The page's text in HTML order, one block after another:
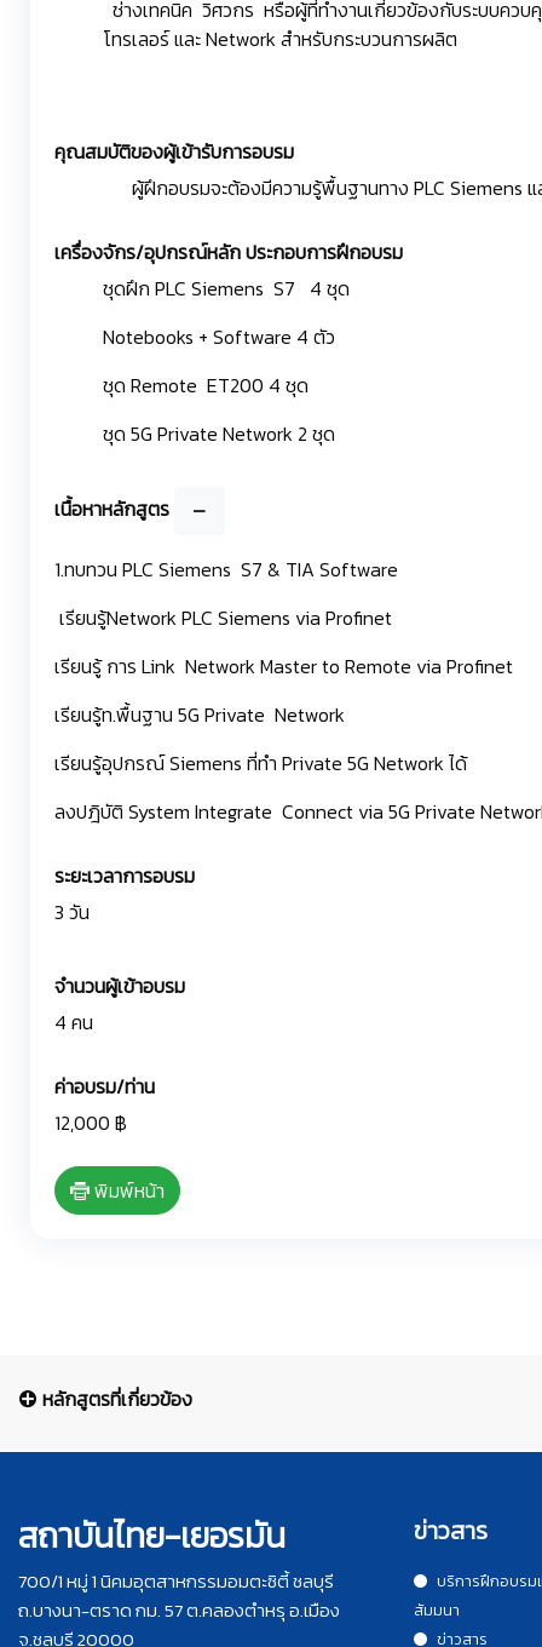
ช่างเทคนิค วิศวกร หรือผู้ที่ทำงานเกี่ยวข้องกับระบบควบ
โทรเลอร์ และ Network สำหรับกระบวนการผลิต
คุณสมบัติของผู้เข้ารับการอบรม
ผู้ฝึกอบรมจะต้องมีความรู้พื้นฐานทาง PLC Siemens
เครื่องจักร/อุปกรณ์หลัก ประกอบการฝึกอบรม
ชุดฝึก PLC Siemens S7 4 ชุด
Notebooks + Software 4 ตัว
ชุด Remote ET200 4 ชุด
ชุด 5G Private Network 2 ชุด
เนื้อหาหลักสูตร
1.ทบทวน PLC Siemens S7 & TIA Software
เรียนรู้Network PLC Siemens via Profinet
เรียนรู้ การ Link Network Master to Remote via Profinet
เรียนรู้ท.พื้นฐาน 5G Private Network
เรียนรู้อุปกรณ์ Siemens ที่ทำ Private 5G Network ได้
ลงปฎิบัติ System Integrate Connect via 5G Private
ระยะเวลาการอบรม
3 วัน
จำนวนผู้เข้าอบรม
4 คน
ค่าอบรม/ท่าน
12,000 ฿
พิมพ์หน้า
หลักสูตรที่เกี่ยวข้อง
สถาบันไทย-เยอรมัน
700/1 หมู่ 1 นิคมอุตสาหกรรมอมตะซิตี้ ชลบุรี
ถ.บางนา-ตราด กม. 57 ต.คลองตำหรุ อ.เมือง
จ.ชลบุรี 20000
ข่าวสาร
บริการฝึกอบรม
สัมมนา
ข่าวสาร